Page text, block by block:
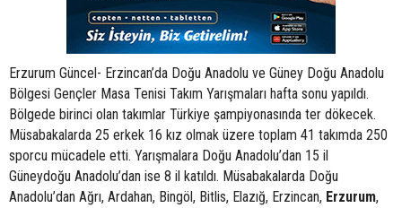
Erzurum Güncel- Erzincan’da Doğu Anadolu ve Güney Doğu Anadolu
Bölgesi Gençler Masa Tenisi Takım Yarışmaları hafta sonu yapıldı.
Bölgede birinci olan takımlar Türkiye şampiyonasında ter dökecek.
Müsabakalarda 25 erkek 16 kız olmak üzere toplam 41 takımda 250
sporcu mücadele etti. Yarışmalara Doğu Anadolu’dan 15 il
Güneydoğu Anadolu’dan ise 8 il katıldı. Müsabakalarda Doğu
Anadolu’dan Ağrı, Ardahan, Bingöl, Bitlis, Elazığ, Erzincan, Erzurum,